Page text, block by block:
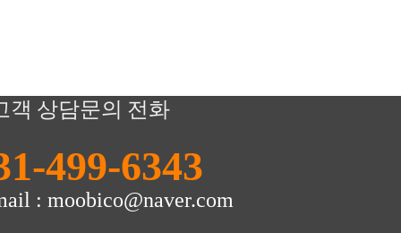
객 상담문의 전화
499-6343
: moobico@naver.com